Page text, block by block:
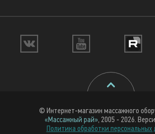
© Интернет-магазин массажного
«Массажный рай», 2005 - 2026.
Политика обработки персональных